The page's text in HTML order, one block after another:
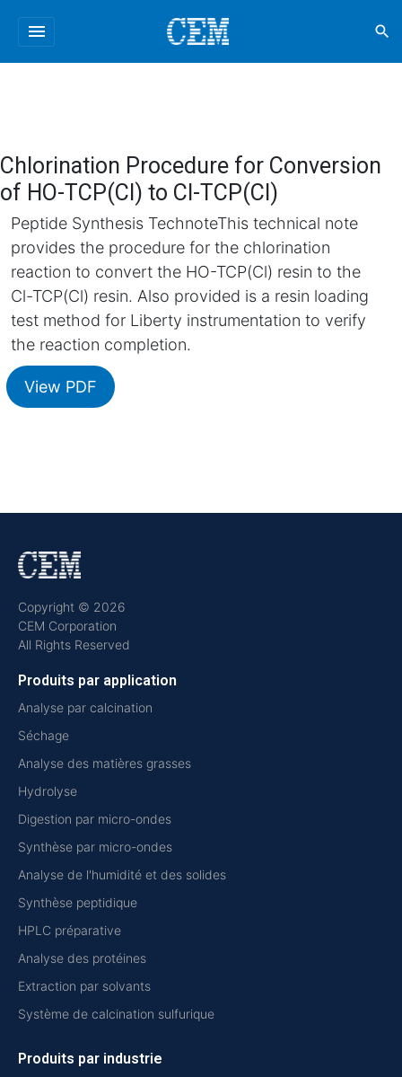
menu search
Chlorination Procedure for Conversion
of HO-TCP(Cl) to Cl-TCP(Cl)
Peptide Synthesis TechnoteThis technical note
provides the procedure for the chlorination
reaction to convert the HO-TCP(Cl) resin to the
Cl-TCP(Cl) resin. Also provided is a resin loading
test method for Liberty instrumentation to verify
the reaction completion.
View PDF
Copyright © 2026
CEM Corporation
All Rights Reserved
Produits par application
Analyse par calcination
Séchage
Analyse des matières grasses
Hydrolyse
Digestion par micro-ondes
Synthèse par micro-ondes
Analyse de l'humidité et des solides
Synthèse peptidique
HPLC préparative
Analyse des protéines
Extraction par solvants
Système de calcination sulfurique
Produits par industrie